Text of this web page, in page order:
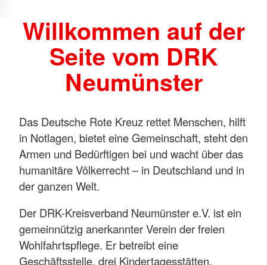
Willkommen auf der
Seite vom DRK
Neumünster
Das Deutsche Rote Kreuz rettet Menschen, hilft
in Notlagen, bietet eine Gemeinschaft, steht den
Armen und Bedürftigen bei und wacht über das
humanitäre Völkerrecht – in Deutschland und in
der ganzen Welt.
Der DRK-Kreisverband Neumünster e.V. ist ein
gemeinnützig anerkannter Verein der freien
Wohlfahrtspflege. Er betreibt eine
Geschäftsstelle, drei Kindertagesstätten,